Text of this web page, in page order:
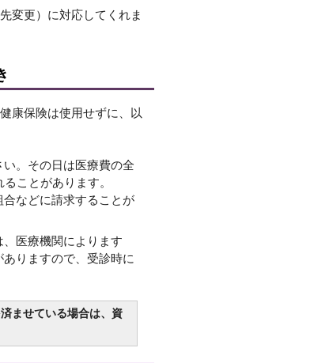
変更）に対応してくれま
康保険は使用せずに、以
。その日は医療費の全
ことがあります。
などに請求することが
医療機関によります
りますので、受診時に
ませている場合は、資